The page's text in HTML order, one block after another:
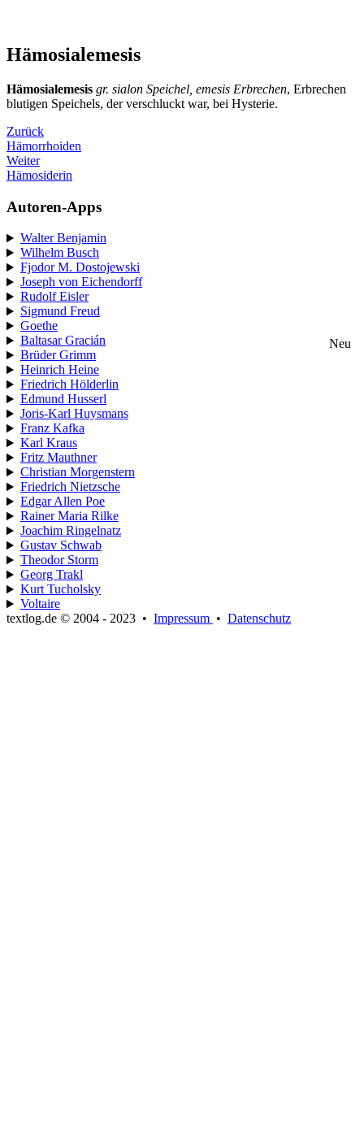
Hämosialemesis
Hämosialemesis gr. sialon Speichel, emesis Erbrechen, Erbrechen
blutigen Speichels, der verschluckt war, bei Hysterie.
Zurück
Hämorrhoiden
Weiter
Hämosiderin
Autoren-Apps
Walter Benjamin
Wilhelm Busch
Fjodor M. Dostojewski
Joseph von Eichendorff
Rudolf Eisler
Sigmund Freud
Goethe
Baltasar Gracián
Neu
Brüder Grimm
Heinrich Heine
Friedrich Hölderlin
Edmund Husserl
Joris-Karl Huysmans
Franz Kafka
Karl Kraus
Fritz Mauthner
Christian Morgenstern
Friedrich Nietzsche
Edgar Allen Poe
Rainer Maria Rilke
Joachim Ringelnatz
Gustav Schwab
Theodor Storm
Georg Trakl
Kurt Tucholsky
Voltaire
textlog.de © 2004 - 2023 • Impressum • Datenschutz